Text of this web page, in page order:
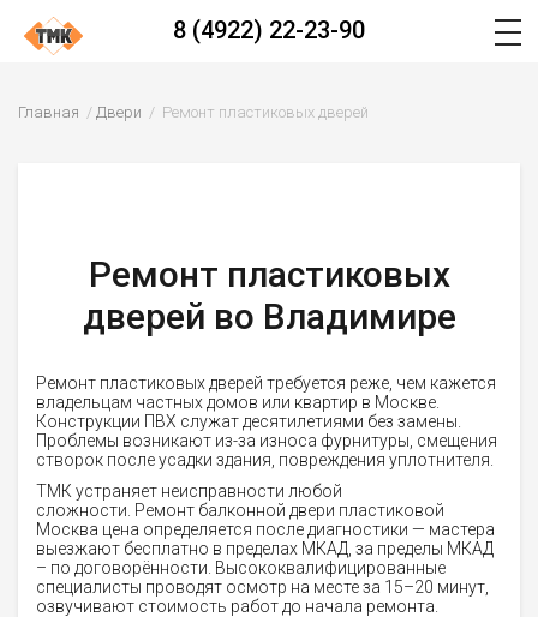
8 (4922) 22-23-90
Главная Двери Ремонт пластиковых дверей
Ремонт пластиковых
дверей во Владимире
Ремонт пластиковых дверей требуется реже, чем кажется
владельцам частных домов или квартир в Москве.
Конструкции ПВХ служат десятилетиями без замены.
Проблемы возникают из-за износа фурнитуры, смещения
створок после усадки здания, повреждения уплотнителя.
ТМК устраняет неисправности любой
сложности. Ремонт балконной двери пластиковой
Москва цена определяется после диагностики — мастера
выезжают бесплатно в пределах МКАД, за пределы МКАД
– по договорённости. Высококвалифицированные
специалисты проводят осмотр на месте за 15–20 минут,
озвучивают стоимость работ до начала ремонта.